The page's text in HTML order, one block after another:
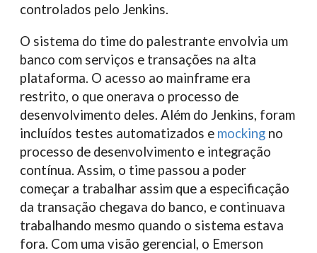
controlados pelo Jenkins.
O sistema do time do palestrante envolvia um
banco com serviços e transações na alta
plataforma. O acesso ao mainframe era
restrito, o que onerava o processo de
desenvolvimento deles. Além do Jenkins, foram
incluídos testes automatizados e mocking no
processo de desenvolvimento e integração
contínua. Assim, o time passou a poder
começar a trabalhar assim que a especificação
da transação chegava do banco, e continuava
trabalhando mesmo quando o sistema estava
fora. Com uma visão gerencial, o Emerson